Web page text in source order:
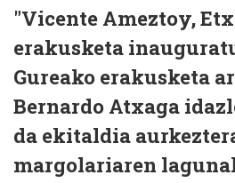
"Vicente Ameztoy,
erakusketa
Gureako erakusketa
Bernardo Atxaga
da ekitaldia
margolariaren